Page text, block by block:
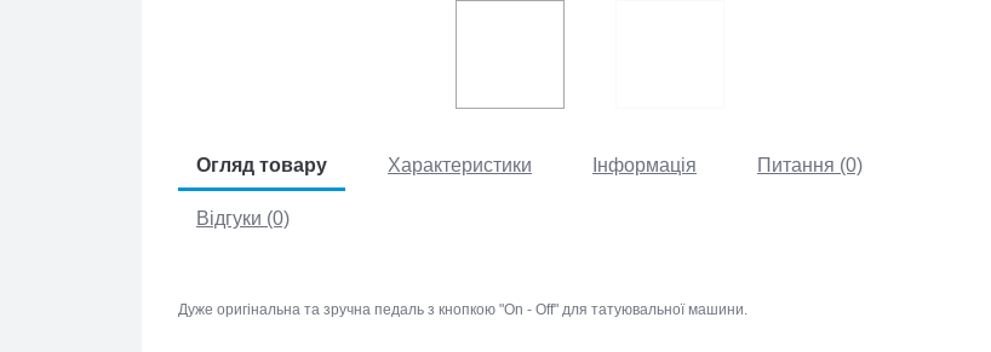
Огляд товару Характеристики Інформація
Питання (0)
Відгуки (0)
Дуже оригінальна та зручна педаль з кнопкою "On - Off" для татуювальної машини.